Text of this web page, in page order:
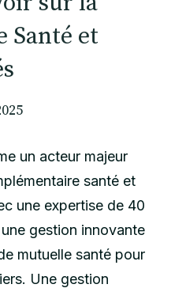
Santé et
un acteur majeur
santé et
une expertise de 40
gestion innovante
mutuelle santé pour
Une gestion